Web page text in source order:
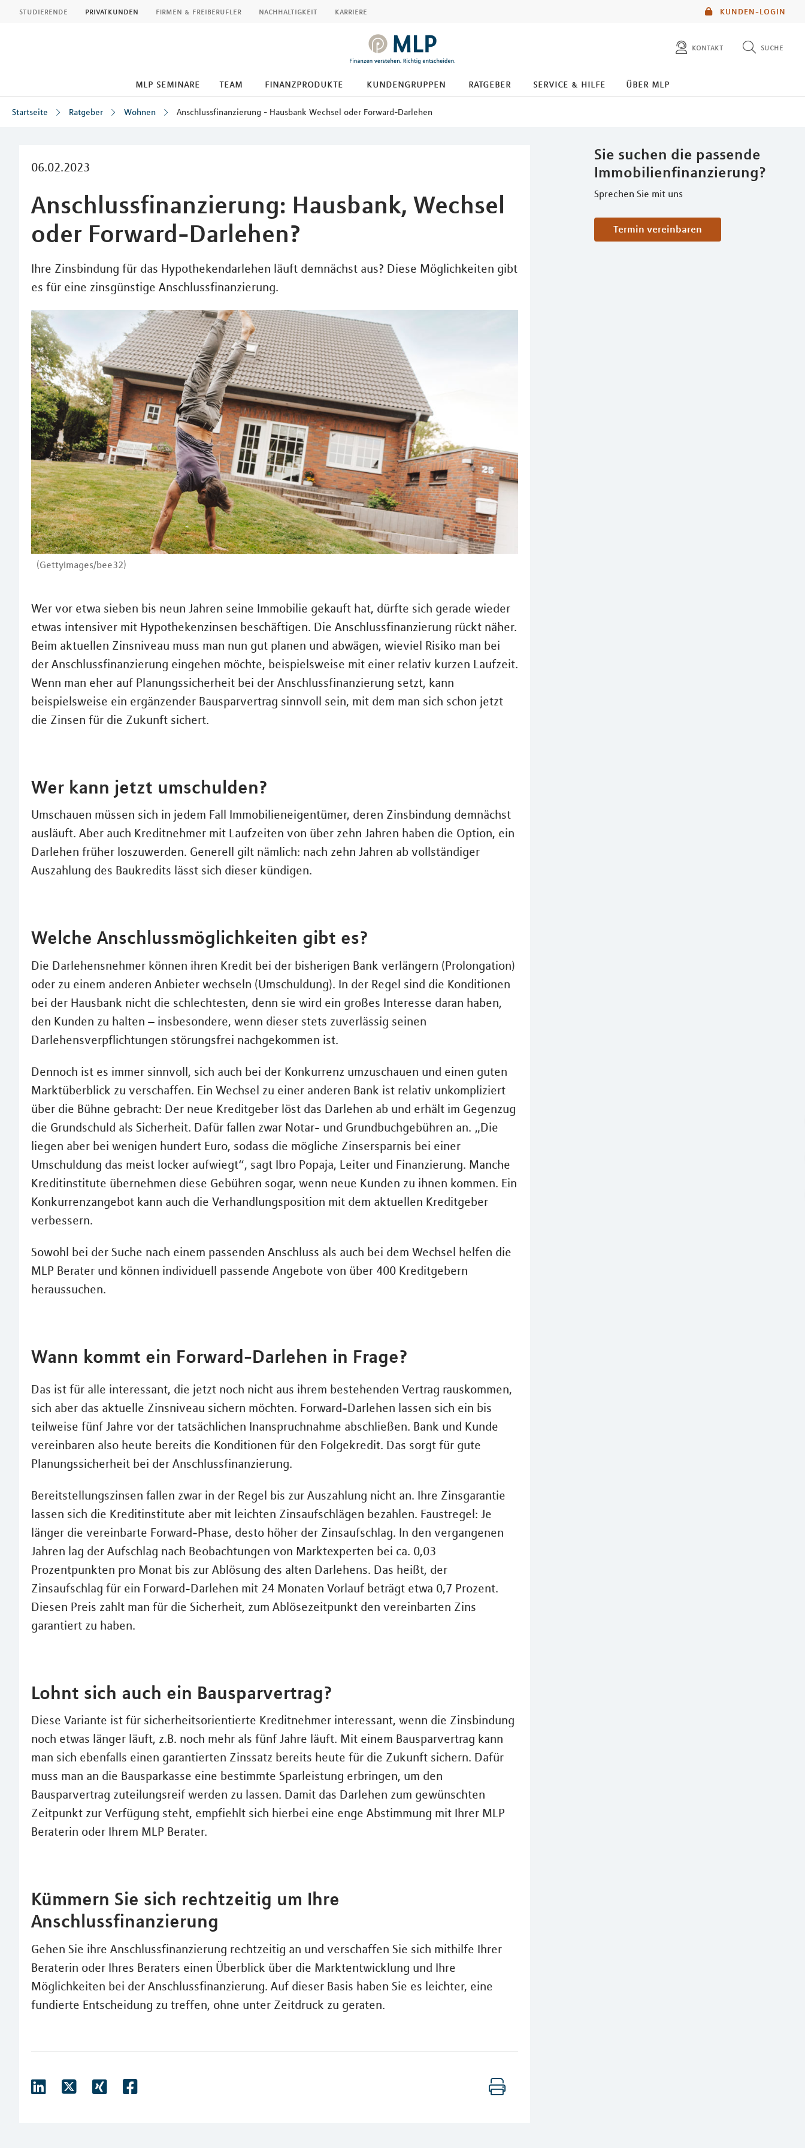
KUNDEN-LOGIN
studierende privatkunden firmen & freiberufler nachhaltigkeit karriere
kontakt suche
diese website durchsuchen
mlp seminare team finanzprodukte kundengruppen ratgeber service & hilfe über mlp
Startseite Ratgeber Wohnen Anschlussfinanzierung - Hausbank Wechsel oder Forward-Darlehen
06.02.2023
Anschlussfinanzierung: Hausbank, Wechsel
oder Forward-Darlehen?
Ihre Zinsbindung für das Hypothekendarlehen läuft demnächst aus? Diese Möglichkeiten gibt
es für eine zinsgünstige Anschlussfinanzierung.
(GettyImages/bee32)
Sie suchen die passende
Immobilienfinanzierung?
Sprechen Sie mit uns
Termin vereinbaren
Wer vor etwa sieben bis neun Jahren seine Immobilie gekauft hat, dürfte sich gerade wieder
etwas intensiver mit Hypothekenzinsen beschäftigen. Die Anschlussﬁnanzierung rückt näher.
Beim aktuellen Zinsniveau muss man nun gut planen und abwägen, wieviel Risiko man bei
der Anschlussfinanzierung eingehen möchte, beispielsweise mit einer relativ kurzen Laufzeit.
Wenn man eher auf Planungssicherheit bei der Anschlussfinanzierung setzt, kann
beispielsweise ein ergänzender Bausparvertrag sinnvoll sein, mit dem man sich schon jetzt
die Zinsen für die Zukunft sichert.
Wer kann jetzt umschulden?
Umschauen müssen sich in jedem Fall Immobilieneigentümer, deren Zinsbindung demnächst
ausläuft. Aber auch Kreditnehmer mit Laufzeiten von über zehn Jahren haben die Option, ein
Darlehen früher loszuwerden. Generell gilt nämlich: nach zehn Jahren ab vollständiger
Auszahlung des Baukredits lässt sich dieser kündigen.
Welche Anschlussmöglichkeiten gibt es?
Die Darlehensnehmer können ihren Kredit bei der bisherigen Bank verlängern (Prolongation)
oder zu einem anderen Anbieter wechseln (Umschuldung). In der Regel sind die Konditionen
bei der Hausbank nicht die schlechtesten, denn sie wird ein großes Interesse daran haben,
den Kunden zu halten – insbesondere, wenn dieser stets zuverlässig seinen
Darlehensverpﬂichtungen störungsfrei nachgekommen ist.
Dennoch ist es immer sinnvoll, sich auch bei der Konkurrenz umzuschauen und einen guten
Marktüberblick zu verschaffen. Ein Wechsel zu einer anderen Bank ist relativ unkompliziert
über die Bühne gebracht: Der neue Kreditgeber löst das Darlehen ab und erhält im Gegenzug
die Grundschuld als Sicherheit. Dafür fallen zwar Notar- und Grundbuchgebühren an. „Die
liegen aber bei wenigen hundert Euro, sodass die mögliche Zinsersparnis bei einer
Umschuldung das meist locker aufwiegt“, sagt Ibro Popaja, Leiter und Finanzierung. Manche
Kreditinstitute übernehmen diese Gebühren sogar, wenn neue Kunden zu ihnen kommen. Ein
Konkurrenzangebot kann auch die Verhandlungsposition mit dem aktuellen Kreditgeber
verbessern.
Sowohl bei der Suche nach einem passenden Anschluss als auch bei dem Wechsel helfen die
MLP Berater und können individuell passende Angebote von über 400 Kreditgebern
heraussuchen.
Wann kommt ein Forward-Darlehen in Frage?
Das ist für alle interessant, die jetzt noch nicht aus ihrem bestehenden Vertrag rauskommen,
sich aber das aktuelle Zinsniveau sichern möchten. Forward-Darlehen lassen sich ein bis
teilweise fünf Jahre vor der tatsächlichen Inanspruchnahme abschließen. Bank und Kunde
vereinbaren also heute bereits die Konditionen für den Folgekredit. Das sorgt für gute
Planungssicherheit bei der Anschlussfinanzierung.
Bereitstellungszinsen fallen zwar in der Regel bis zur Auszahlung nicht an. Ihre Zinsgarantie
lassen sich die Kreditinstitute aber mit leichten Zinsaufschlägen bezahlen. Faustregel: Je
länger die vereinbarte Forward-Phase, desto höher der Zinsaufschlag. In den vergangenen
Jahren lag der Aufschlag nach Beobachtungen von Marktexperten bei ca. 0,03
Prozentpunkten pro Monat bis zur Ablösung des alten Darlehens. Das heißt, der
Zinsaufschlag für ein Forward-Darlehen mit 24 Monaten Vorlauf beträgt etwa 0,7 Prozent.
Diesen Preis zahlt man für die Sicherheit, zum Ablösezeitpunkt den vereinbarten Zins
garantiert zu haben.
Lohnt sich auch ein Bausparvertrag?
Diese Variante ist für sicherheitsorientierte Kreditnehmer interessant, wenn die Zinsbindung
noch etwas länger läuft, z.B. noch mehr als fünf Jahre läuft. Mit einem Bausparvertrag kann
man sich ebenfalls einen garantierten Zinssatz bereits heute für die Zukunft sichern. Dafür
muss man an die Bausparkasse eine bestimmte Sparleistung erbringen, um den
Bausparvertrag zuteilungsreif werden zu lassen. Damit das Darlehen zum gewünschten
Zeitpunkt zur Verfügung steht, empfiehlt sich hierbei eine enge Abstimmung mit Ihrer MLP
Beraterin oder Ihrem MLP Berater.
Kümmern Sie sich rechtzeitig um Ihre
Anschlussfinanzierung
Gehen Sie ihre Anschlussfinanzierung rechtzeitig an und verschaffen Sie sich mithilfe Ihrer
Beraterin oder Ihres Beraters einen Überblick über die Marktentwicklung und Ihre
Möglichkeiten bei der Anschlussfinanzierung. Auf dieser Basis haben Sie es leichter, eine
fundierte Entscheidung zu treffen, ohne unter Zeitdruck zu geraten.